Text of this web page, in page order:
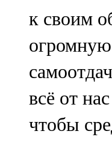
к своим
всё от
чтобы